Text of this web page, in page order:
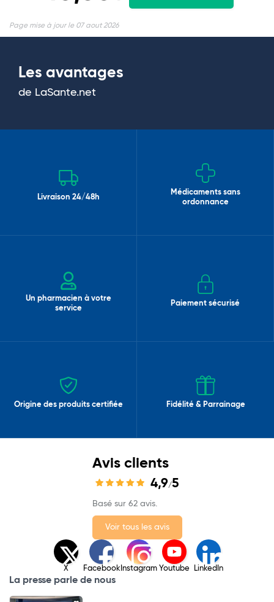
Page mise à jour le 07 aout 2026
Les avantages
de LaSante.net
Livraison 24/48h
Médicaments sans
ordonnance
Un pharmacien à votre
service
Paiement sécurisé
Origine des produits certifiée Fidélité & Parrainage
Avis clients
4,9/5
Basé sur 62 avis.
Voir tous les avis
X Facebook Instagram Youtube LinkedIn
La presse parle de nous